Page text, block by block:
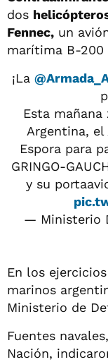
dos
Fennec, un
marítima B-200
¡La
Esta
Argentina, el
Espora para
GRINGO-
y su
— Ministerio
En los
marinos
Ministerio de
Fuentes
Nación,